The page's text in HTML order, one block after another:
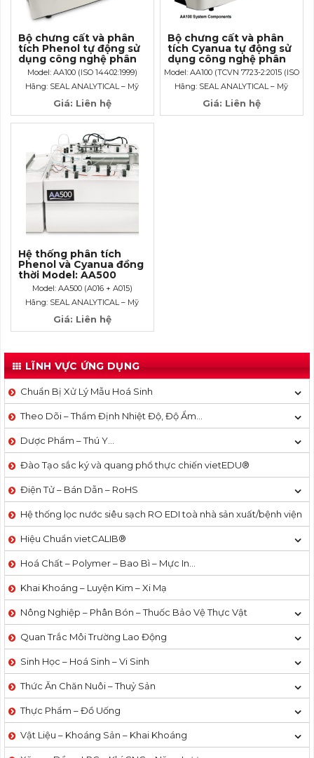
Bộ chưng cất và phân
tích Phenol tự động sử
dụng công nghệ phân
tích dòng CFA
Model: AA100 (ISO 14402:1999)
Hãng: SEAL ANALYTICAL – Mỹ
Giá: Liên hệ
Bộ chưng cất và phân
tích Cyanua tự động sử
dụng công nghệ phân
tích dòng CFA
Model: AA100 (TCVN 7723-2:2015 (ISO
14403-2:2012), ISO 17380)
Hãng: SEAL ANALYTICAL – Mỹ
Giá: Liên hệ
Hệ thống phân tích
Phenol và Cyanua đồng
thời Model: AA500
Model: AA500 (A016 + A015)
Hãng: SEAL ANALYTICAL – Mỹ
Giá: Liên hệ
LĨNH VỰC ỨNG DỤNG
Chuẩn Bị Xử Lý Mẫu Hoá Sinh
Theo Dõi – Thẩm Định Nhiệt Độ, Độ Ẩm…
Dược Phẩm – Thú Y…
Đào Tạo sắc ký và quang phổ thực chiến vietEDU®
Điện Tử – Bán Dẫn – RoHS
Hệ thống lọc nước siêu sạch RO EDI​​ toà nhà sản xuất/bệnh viện
Hiệu Chuẩn vietCALIB®
Hoá Chất – Polymer – Bao Bì – Mực In…
Khai Khoáng – Luyện Kim – Xi Mạ
Nông Nghiệp – Phân Bón – Thuốc Bảo Vệ Thực Vật
Quan Trắc Môi Trường Lao Động
Sinh Học – Hoá Sinh – Vi Sinh
Thức Ăn Chăn Nuôi – Thuỷ Sản
Thực Phẩm – Đồ Uống
Vật Liệu – Khoáng Sản – Khai Khoáng